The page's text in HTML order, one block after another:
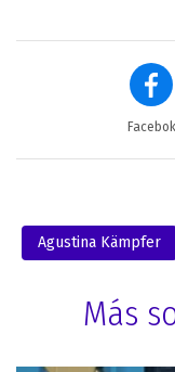
Facebok
Agustina Kämpfer
Más